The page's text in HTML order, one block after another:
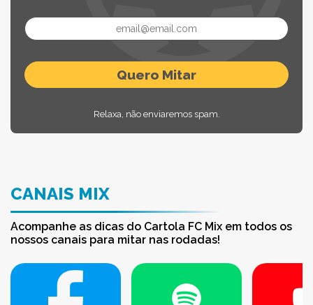
Relaxa, não enviaremos spam.
CANAIS MIX
Acompanhe as dicas do Cartola FC Mix em todos os
nossos canais para mitar nas rodadas!